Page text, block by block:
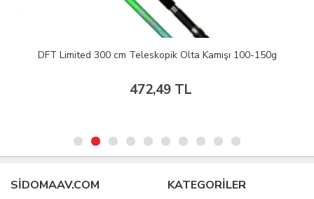
DFT Limited 300 cm Teleskopik Olta Kamışı 100-150g
472,49 TL
SIDOMAAV.COM KATEGORİLER